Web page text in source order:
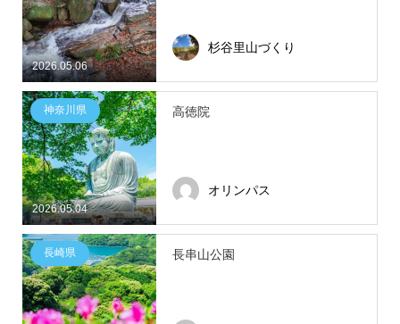
2026.05.06
杉谷里山づくり
2026.05.04
神奈川県 高徳院
オリンパス
長崎県 長串山公園